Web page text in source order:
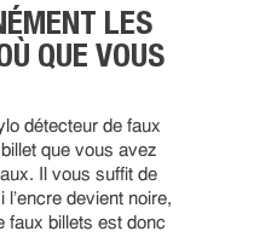
LES
QUE VOUS
détecteur de faux
que vous avez
Il vous suffit de
l'encre devient noire,
faux billets est donc